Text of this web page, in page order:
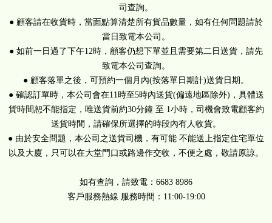
司查詢。
● 顧客請在收貨時，當面點算清楚所有貨品數量，如有任何問題請於
當日致電本公司。
● 如前一日過了下午12時，顧客仍想下單並且需要第二日送貨，請先
致電本公司查詢。
● 顧客落單之後，可預約一個月內(按落單日期計)送貨日期。
● 確認訂單時，本公司會在11時至5時內送貨(偏遠地區除外)，具體送
貨時間恕不能指定，唯送貨前約30分鐘 至 1小時，司機會致電顧客約
送貨時間，請確保所選擇的時段內有人收貨。
● 由於安全問題，本公司之送貨司機，有可能 不能送上指定住宅單位
以及大廈，只可以在大堂門口或路邊作交收，不便之處，敬請原諒。
如有查詢，請致電：6683 8986
客戶服務熱線 服務時間：11:00-19:00